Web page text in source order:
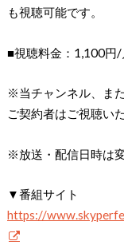
も視聴可能です。
■視聴料金：1,100円/
※当チャンネル、ま
ご契約者はご視聴い
※放送・配信日時は
▼番組サイト
https://